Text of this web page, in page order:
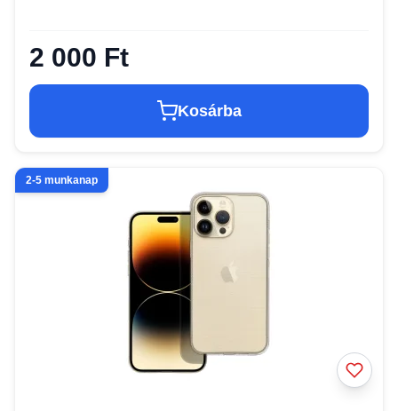
2 000 Ft
Kosárba
2-5 munkanap